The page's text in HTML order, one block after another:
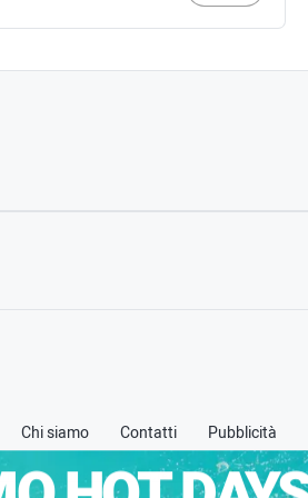
Chi siamo Contatti Pubblicità
& Condizioni (TOS)-Credits